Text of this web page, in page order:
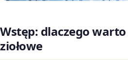
Wstęp: dlaczego
ziołowe